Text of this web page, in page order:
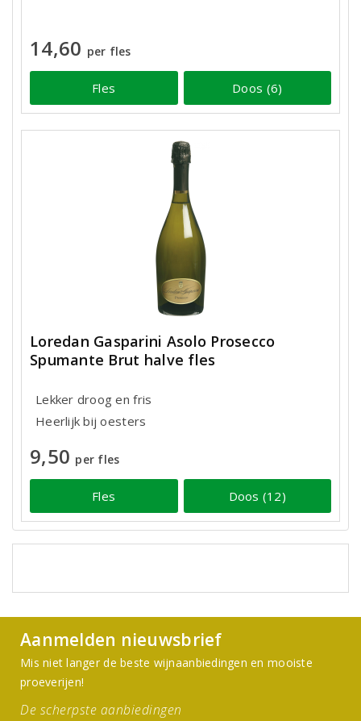
14,60 per fles
Fles Doos (6)
Loredan Gasparini Asolo Prosecco
Spumante Brut halve fles
Lekker droog en fris
Heerlijk bij oesters
9,50 per fles
Fles Doos (12)
Aanmelden nieuwsbrief
Mis niet langer de beste wijnaanbiedingen en mooiste
proeverijen!
De scherpste aanbiedingen